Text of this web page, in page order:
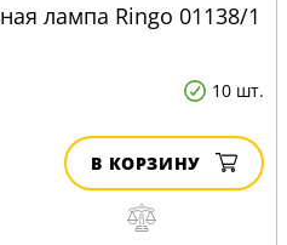
лампа Ringo 01138/1
10 шт.
В КОРЗИНУ